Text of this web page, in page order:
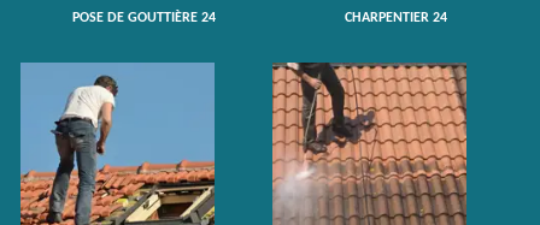
POSE DE GOUTTIÈRE 24 CHARPENTIER 24